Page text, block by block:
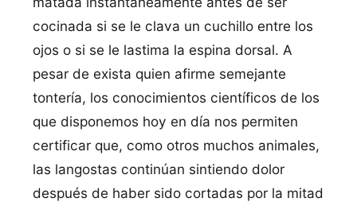
cocinada si se le clava un cuchillo entre los
ojos o si se le lastima la espina dorsal. A
pesar de exista quien afirme semejante
tonterí­a, los conocimientos cientí­ficos de los
que disponemos hoy en dí­a nos permiten
certificar que, como otros muchos animales,
las langostas continúan sintiendo dolor
después de haber sido cortadas por la mitad